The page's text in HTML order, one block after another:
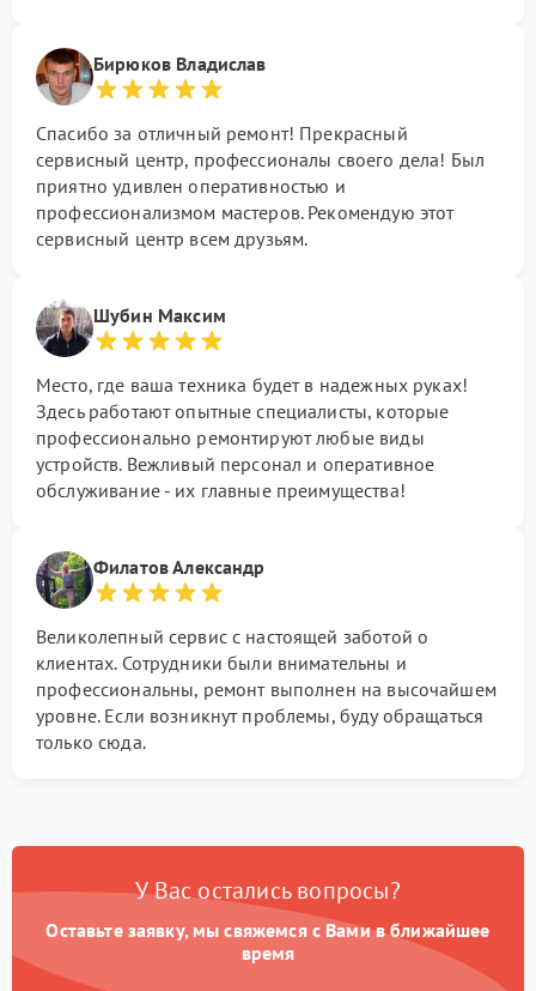
Бирюков Владислав
Спасибо за отличный ремонт! Прекрасный
сервисный центр, профессионалы своего дела! Был
приятно удивлен оперативностью и
профессионализмом мастеров. Рекомендую этот
сервисный центр всем друзьям.
Шубин Максим
Место, где ваша техника будет в надежных руках!
Здесь работают опытные специалисты, которые
профессионально ремонтируют любые виды
устройств. Вежливый персонал и оперативное
обслуживание - их главные преимущества!
Филатов Александр
Великолепный сервис с настоящей заботой о
клиентах. Сотрудники были внимательны и
профессиональны, ремонт выполнен на высочайшем
уровне. Если возникнут проблемы, буду обращаться
только сюда.
У Вас остались вопросы?
Оставьте заявку, мы свяжемся с Вами в ближайшее
время